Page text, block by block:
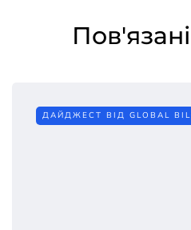
ДАЙДЖЕСТ ВІД GLOBAL